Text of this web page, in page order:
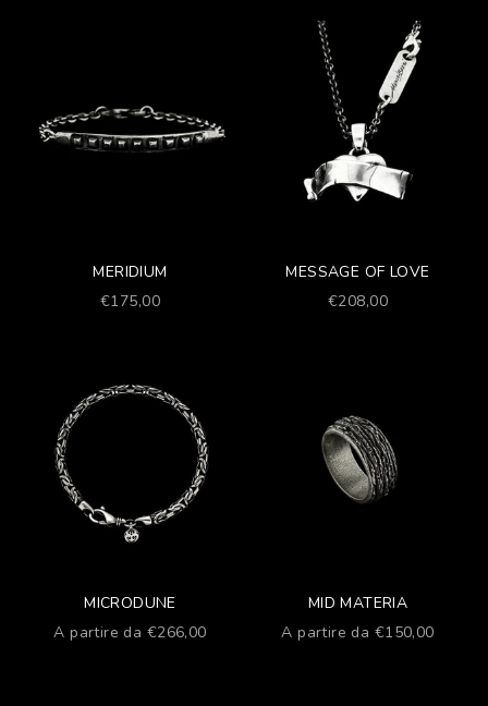
MERIDIUM
Prezzo scontato
€175,00
MESSAGE OF LOVE
Prezzo scontato
€208,00
MICRODUNE
Prezzo scontato
A partire da €266,00
MID MATERIA
Prezzo scontato
A partire da €150,00